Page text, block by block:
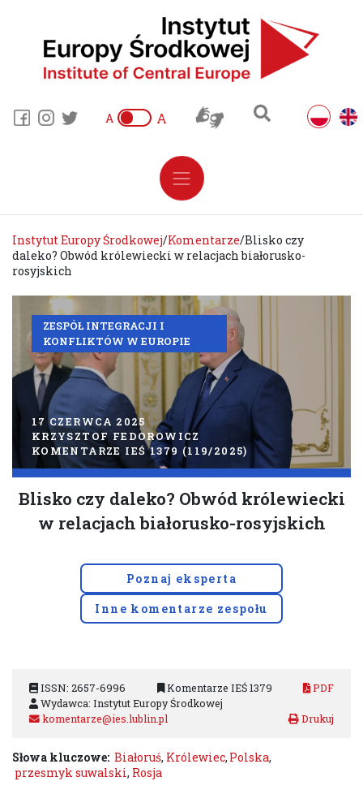
A A
Instytut Europy Środkowej/Komentarze/Blisko czy
daleko? Obwód królewiecki w relacjach białorusko-
rosyjskich
ZESPÓŁ INTEGRACJI I
KONFLIKTÓW W EUROPIE
17 CZERWCA 2025
KRZYSZTOF FEDOROWICZ
KOMENTARZE IEŚ 1379 (119/2025)
Blisko czy daleko? Obwód królewiecki
w relacjach białorusko-rosyjskich
Poznaj eksperta
Inne komentarze zespołu
ISSN: 2657-6996 Komentarze IEŚ 1379
PDF
Wydawca: Instytut Europy Środkowej
komentarze@ies.lublin.pl
Słowa kluczowe: Białoruś, Królewiec, Polska,
przesmyk suwalski, Rosja